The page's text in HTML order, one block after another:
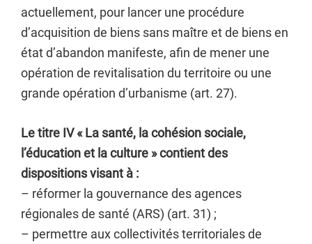
actuellement, pour lancer une procédure
d’acquisition de biens sans maître et de biens en
état d’abandon manifeste, afin de mener une
opération de revitalisation du territoire ou une
grande opération d’urbanisme (art. 27).
Le titre IV « La santé, la cohésion sociale,
l’éducation et la culture » contient des
dispositions visant à :
– réformer la gouvernance des agences
régionales de santé (ARS) (art. 31) ;
– permettre aux collectivités territoriales de